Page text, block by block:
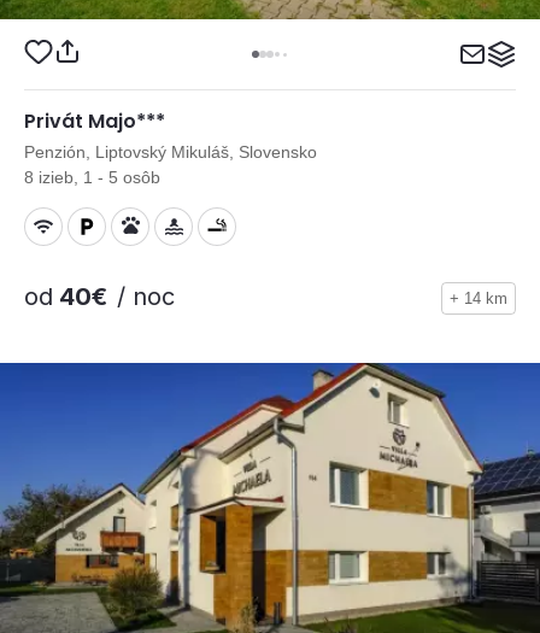
Privát Majo***
Penzión, Liptovský Mikuláš, Slovensko
8 izieb, 1 - 5 osôb
od 40€ / noc + 14 km